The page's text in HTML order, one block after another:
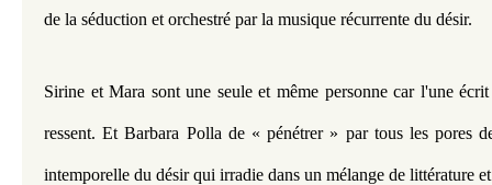
de la séduction et orchestré par la musique récurrente du désir.
Sirine et Mara sont une seule et même personne car l'une
ressent. Et Barbara Polla de « pénétrer » par tous les pores
intemporelle du désir qui irradie dans un mélange de littérature